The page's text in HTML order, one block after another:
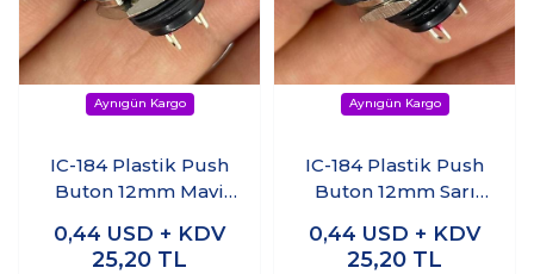
IC-184 Plastik Push
Buton 12mm Mavi
0,44 USD + KDV
25,20 TL
IC-184 Plastik Push
Buton 12mm Sarı
0,44 USD + KDV
25,20 TL